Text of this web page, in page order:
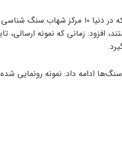
کمالی با بیان اینکه در دنیا ۱۰
افزود: زمانی که نمونه
ادامه داد: نمونه رونمایی